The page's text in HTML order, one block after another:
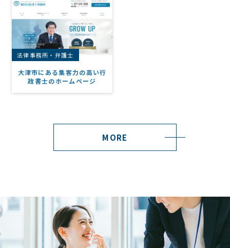
法律事務所・弁護士
大津市にある集客力の高い行
政書士のホームページ
MORE